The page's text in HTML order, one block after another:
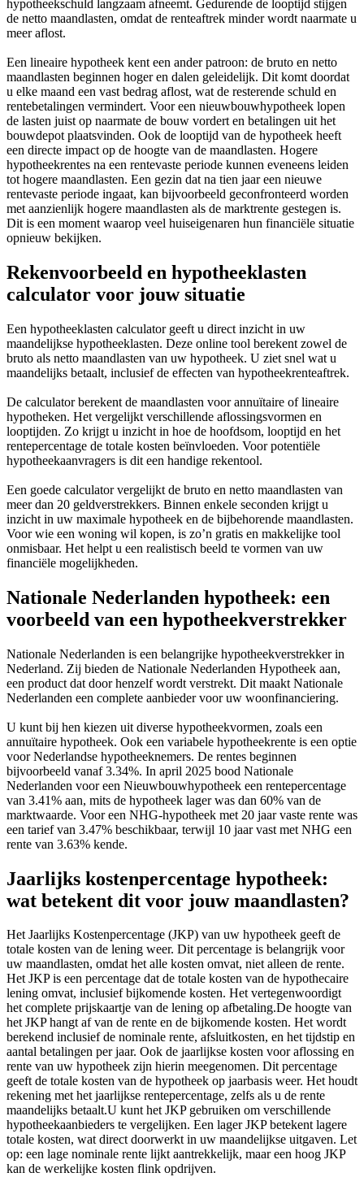
hypotheekschuld langzaam afneemt. Gedurende de looptijd stijgen
de netto maandlasten, omdat de renteaftrek minder wordt naarmate u
meer aflost.
Een lineaire hypotheek kent een ander patroon: de bruto en netto
maandlasten beginnen hoger en dalen geleidelijk. Dit komt doordat
u elke maand een vast bedrag aflost, wat de resterende schuld en
rentebetalingen vermindert. Voor een nieuwbouwhypotheek lopen
de lasten juist op naarmate de bouw vordert en betalingen uit het
bouwdepot plaatsvinden. Ook de looptijd van de hypotheek heeft
een directe impact op de hoogte van de maandlasten. Hogere
hypotheekrentes na een rentevaste periode kunnen eveneens leiden
tot hogere maandlasten. Een gezin dat na tien jaar een nieuwe
rentevaste periode ingaat, kan bijvoorbeeld geconfronteerd worden
met aanzienlijk hogere maandlasten als de marktrente gestegen is.
Dit is een moment waarop veel huiseigenaren hun financiële situatie
opnieuw bekijken.
Rekenvoorbeeld en hypotheeklasten
calculator voor jouw situatie
Een hypotheeklasten calculator geeft u direct inzicht in uw
maandelijkse hypotheeklasten. Deze online tool berekent zowel de
bruto als netto maandlasten van uw hypotheek. U ziet snel wat u
maandelijks betaalt, inclusief de effecten van hypotheekrenteaftrek.
De calculator berekent de maandlasten voor annuïtaire of lineaire
hypotheken. Het vergelijkt verschillende aflossingsvormen en
looptijden. Zo krijgt u inzicht in hoe de hoofdsom, looptijd en het
rentepercentage de totale kosten beïnvloeden. Voor potentiële
hypotheekaanvragers is dit een handige rekentool.
Een goede calculator vergelijkt de bruto en netto maandlasten van
meer dan 20 geldverstrekkers. Binnen enkele seconden krijgt u
inzicht in uw maximale hypotheek en de bijbehorende maandlasten.
Voor wie een woning wil kopen, is zo’n gratis en makkelijke tool
onmisbaar. Het helpt u een realistisch beeld te vormen van uw
financiële mogelijkheden.
Nationale Nederlanden hypotheek: een
voorbeeld van een hypotheekverstrekker
Nationale Nederlanden is een belangrijke hypotheekverstrekker in
Nederland. Zij bieden de Nationale Nederlanden Hypotheek aan,
een product dat door henzelf wordt verstrekt. Dit maakt Nationale
Nederlanden een complete aanbieder voor uw woonfinanciering.
U kunt bij hen kiezen uit diverse hypotheekvormen, zoals een
annuïtaire hypotheek. Ook een variabele hypotheekrente is een optie
voor Nederlandse hypotheeknemers. De rentes beginnen
bijvoorbeeld vanaf 3.34%. In april 2025 bood Nationale
Nederlanden voor een Nieuwbouwhypotheek een rentepercentage
van 3.41% aan, mits de hypotheek lager was dan 60% van de
marktwaarde. Voor een NHG-hypotheek met 20 jaar vaste rente was
een tarief van 3.47% beschikbaar, terwijl 10 jaar vast met NHG een
rente van 3.63% kende.
Jaarlijks kostenpercentage hypotheek:
wat betekent dit voor jouw maandlasten?
Het Jaarlijks Kostenpercentage (JKP) van uw hypotheek geeft de
totale kosten van de lening weer. Dit percentage is belangrijk voor
uw maandlasten, omdat het alle kosten omvat, niet alleen de rente.
Het JKP is een percentage dat de totale kosten van de hypothecaire
lening omvat, inclusief bijkomende kosten. Het vertegenwoordigt
het complete prijskaartje van de lening op afbetaling.De hoogte van
het JKP hangt af van de rente en de bijkomende kosten. Het wordt
berekend inclusief de nominale rente, afsluitkosten, en het tijdstip en
aantal betalingen per jaar. Ook de jaarlijkse kosten voor aflossing en
rente van uw hypotheek zijn hierin meegenomen. Dit percentage
geeft de totale kosten van de hypotheek op jaarbasis weer. Het houdt
rekening met het jaarlijkse rentepercentage, zelfs als u de rente
maandelijks betaalt.U kunt het JKP gebruiken om verschillende
hypotheekaanbieders te vergelijken. Een lager JKP betekent lagere
totale kosten, wat direct doorwerkt in uw maandelijkse uitgaven. Let
op: een lage nominale rente lijkt aantrekkelijk, maar een hoog JKP
kan de werkelijke kosten flink opdrijven.